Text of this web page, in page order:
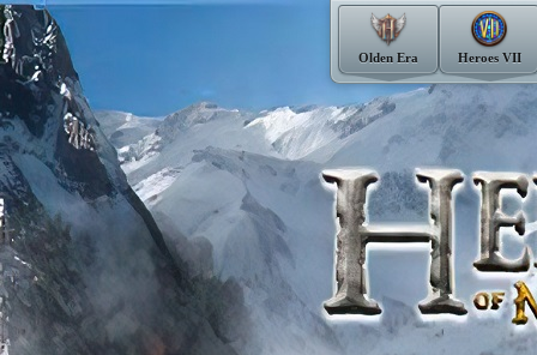
Olden Era Heroes VII